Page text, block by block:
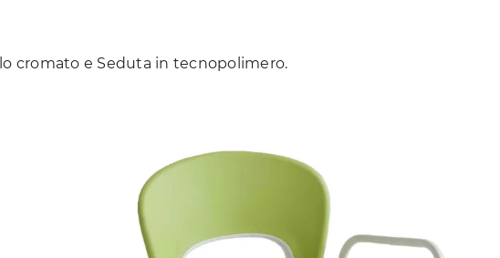
cromato e Seduta in tecnopolimero.